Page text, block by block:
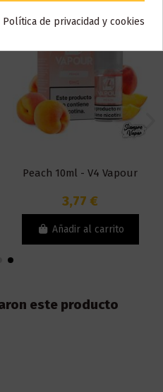
Peach 10ml - V4 Vapour
3,77 €
Añadir al carrito
este producto
Política de privacidad y cookies